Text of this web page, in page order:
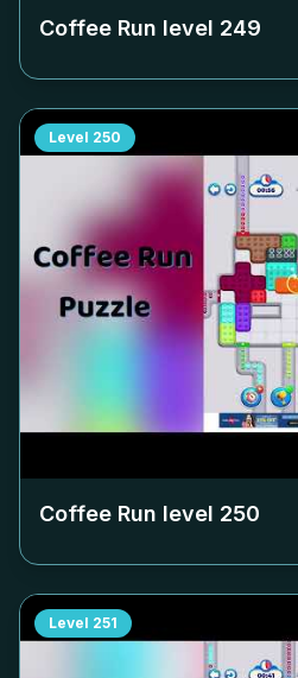
Coffee Run level 249
Level 250
Coffee Run level 250
Level 251